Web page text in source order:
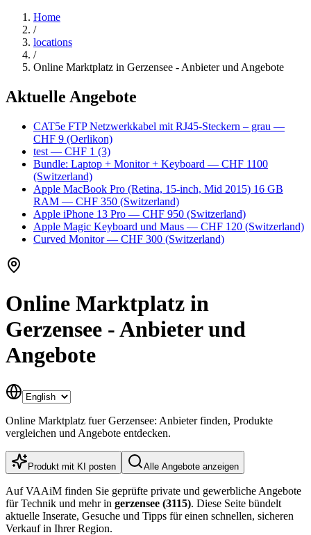
Home
/
locations
/
Online Marktplatz in Gerzensee - Anbieter und Angebote
Aktuelle Angebote
CAT5e FTP Netzwerkkabel mit RJ45-Steckern – grau —
CHF 9 (Oerlikon)
test — CHF 1 (3)
Bundle: Laptop + Monitor + Keyboard — CHF 1100
(Switzerland)
Apple MacBook Pro (Retina, 15-inch, Mid 2015) 16 GB
RAM — CHF 350 (Switzerland)
Apple iPhone 13 Pro — CHF 950 (Switzerland)
Apple Magic Keyboard und Maus — CHF 120 (Switzerland)
Curved Monitor— CHF 300 (Switzerland)
Online Marktplatz in
Gerzensee - Anbieter und
Angebote
Online Marktplatz fuer Gerzensee: Anbieter finden, Produkte
vergleichen und Angebote entdecken.
Produkt mit KI posten Alle Angebote anzeigen
Auf VAAiM finden Sie geprüfte private und gewerbliche Angebote
für Technik und mehr in gerzensee (3115). Diese Seite bündelt
aktuelle Inserate, Gesuche und Tipps für einen schnellen, sicheren
Verkauf in Ihrer Region.